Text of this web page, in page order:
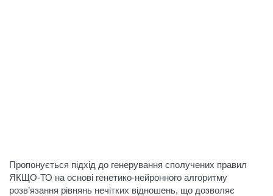
Пропонується підхід до генерування сполучених правил
ЯКЩО-ТО на основі генетико-нейронного алгоритму
розв’язання рівнянь нечітких відношень, що дозволяє